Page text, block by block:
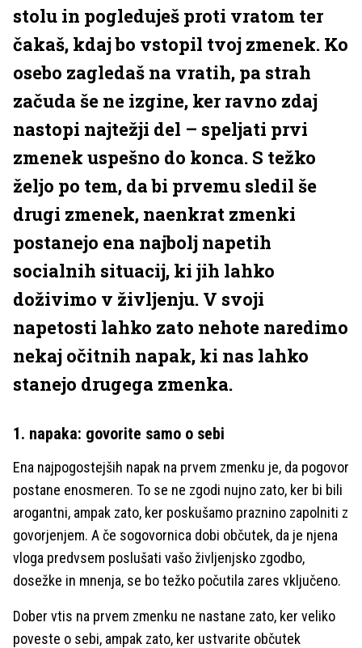
stolu in pogleduješ proti vratom ter
čakaš, kdaj bo vstopil tvoj zmenek. Ko
osebo zagledaš na vratih, pa strah
začuda še ne izgine, ker ravno zdaj
nastopi najtežji del – speljati prvi
zmenek uspešno do konca. S težko
željo po tem, da bi prvemu sledil še
drugi zmenek, naenkrat zmenki
postanejo ena najbolj napetih
socialnih situacij, ki jih lahko
doživimo v življenju. V svoji
napetosti lahko zato nehote naredimo
nekaj očitnih napak, ki nas lahko
stanejo drugega zmenka.
1. napaka: govorite samo o sebi
Ena najpogostejših napak na prvem zmenku je, da pogovor
postane enosmeren. To se ne zgodi nujno zato, ker bi bili
arogantni, ampak zato, ker poskušamo praznino zapolniti z
govorjenjem. A če sogovornica dobi občutek, da je njena
vloga predvsem poslušati vašo življenjsko zgodbo,
dosežke in mnenja, se bo težko počutila zares vključeno.
Dober vtis na prvem zmenku ne nastane zato, ker veliko
poveste o sebi, ampak zato, ker ustvarite občutek